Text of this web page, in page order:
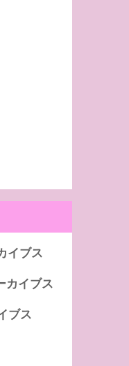
イブス
イブス
ブス